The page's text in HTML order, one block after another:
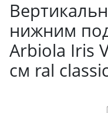
нижним
Arbiola Iris
см ral